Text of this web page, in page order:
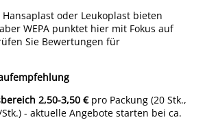
oder Leukoplast bieten
WEPA punktet hier mit Fokus auf
Sie Bewertungen für
2,50-3,50 €pro Packung (20 Stk.,
- aktuelle Angebote starten bei ca.